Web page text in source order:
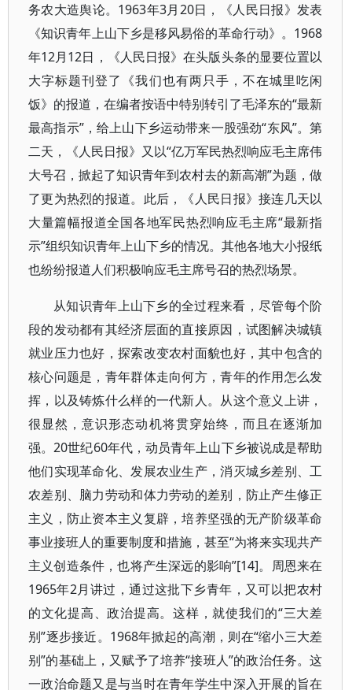
务农大造舆论。1963年3月20日，《人民日报》发表
《知识青年上山下乡是移风易俗的革命行动》。1968
年12月12日，《人民日报》在头版头条的显要位置以
大字标题刊登了《我们也有两只手，不在城里吃闲
饭》的报道，在编者按语中特别转引了毛泽东的“最新
最高指示”，给上山下乡运动带来一股强劲“东风”。第
二天，《人民日报》又以“亿万军民热烈响应毛主席伟
大号召，掀起了知识青年到农村去的新高潮”为题，做
了更为热烈的报道。此后，《人民日报》接连几天以
大量篇幅报道全国各地军民热烈响应毛主席“最新指
示”组织知识青年上山下乡的情况。其他各地大小报纸
也纷纷报道人们积极响应毛主席号召的热烈场景。
从知识青年上山下乡的全过程来看，尽管每个阶
段的发动都有其经济层面的直接原因，试图解决城镇
就业压力也好，探索改变农村面貌也好，其中包含的
核心问题是，青年群体走向何方，青年的作用怎么发
挥，以及铸炼什么样的一代新人。从这个意义上讲，
很显然，意识形态动机将贯穿始终，而且在逐渐加
强。20世纪60年代，动员青年上山下乡被说成是帮助
他们实现革命化、发展农业生产，消灭城乡差别、工
农差别、脑力劳动和体力劳动的差别，防止产生修正
主义，防止资本主义复辟，培养坚强的无产阶级革命
事业接班人的重要制度和措施，甚至“为将来实现共产
主义创造条件，也将产生深远的影响”[14]。周恩来在
1965年2月讲过，通过这批下乡青年，又可以把农村
的文化提高、政治提高。这样，就使我们的“三大差
别”逐步接近。1968年掀起的高潮，则在“缩小三大差
别”的基础上，又赋予了培养“接班人”的政治任务。这
一政治命题又是与当时在青年学生中深入开展的旨在